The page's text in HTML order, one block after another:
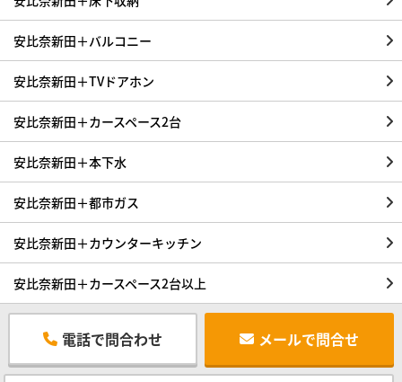
安比奈新田＋バルコニー
安比奈新田＋TVドアホン
安比奈新田＋カースペース2台
安比奈新田＋本下水
安比奈新田＋都市ガス
安比奈新田＋カウンターキッチン
安比奈新田＋カースペース2台以上
電話で問合わせ メールで問合せ